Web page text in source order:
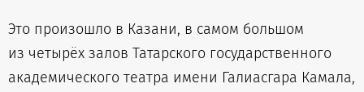
Это произошло в Казани, в самом большом
из четырёх залов Татарского государственного
академического театра имени Галиасгара Камала,